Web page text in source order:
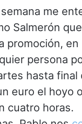
me
Salmerón
promoción,
persona
hasta final
euro el hoyo
cuatro horas.